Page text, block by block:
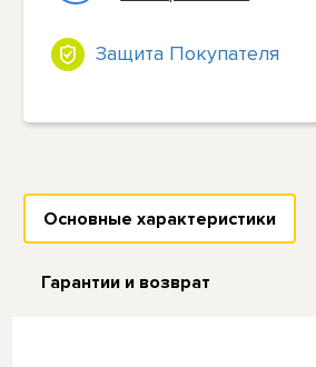
Защита Покупателя
Основные характеристики
Гарантии и возврат